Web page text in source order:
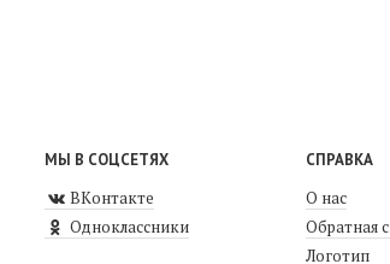
МЫ В СОЦСЕТЯХ
ВКонтакте
Одноклассники
СПРАВКА
О нас
Обратная
Логотип